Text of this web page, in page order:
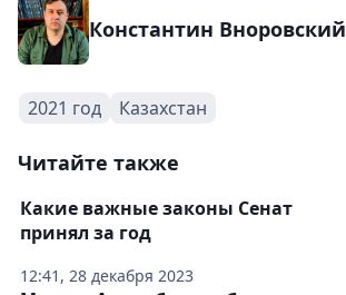
Константин Вноровский
2021 год Казахстан
Читайте также
12:41, 28 декабря 2023
Какие важные законы Сенат
принял за год